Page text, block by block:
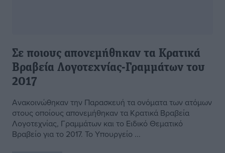
Σε ποιους απονεμήθηκαν τα Κρατικά
Βραβεία Λογοτεχνίας-Γραμμάτων του
2017
Ανακοινώθηκαν την Παρασκευή τα ονόματα των ατόμων
στους οποίους απονεμήθηκαν τα Κρατικά Βραβεία
Λογοτεχνίας, Γραμμάτων και το Ειδικό Θεματικό
Βραβείο για το 2017. Το Υπουργείο ...